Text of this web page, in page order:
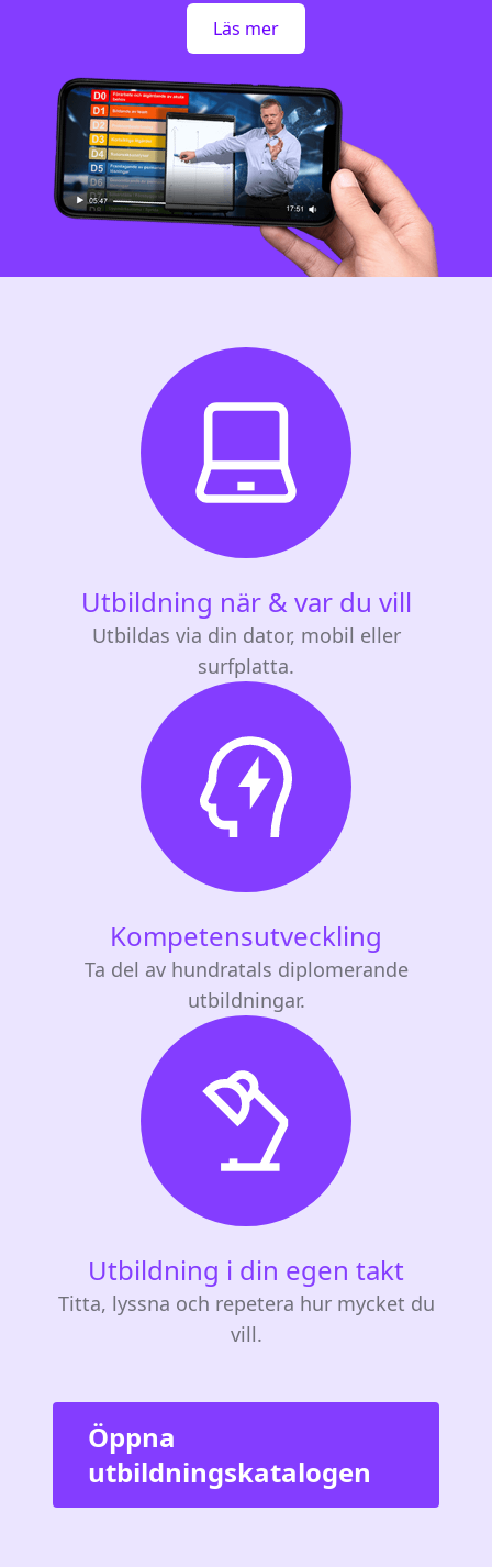
Läs mer
Utbildning när & var du vill
Utbildas via din dator, mobil eller
surfplatta.
Kompetensutveckling
Ta del av hundratals diplomerande
utbildningar.
Utbildning i din egen takt
Titta, lyssna och repetera hur mycket du
vill.
Öppna
utbildningskatalogen